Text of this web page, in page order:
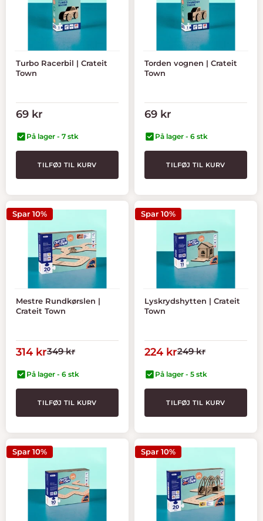
Turbo Racerbil | Crateit
Town
Tilbudspris
69 kr
På lager - 7 stk
TILFØJ TIL KURV
Torden vognen | Crateit
Town
Tilbudspris
69 kr
På lager - 6 stk
TILFØJ TIL KURV
Spar 10%
Mestre Rundkørslen |
Crateit Town
Tilbudspris
314 krNormal
349 kr
På lager - 6 stk
TILFØJ TIL KURV
Spar 10%
Lyskrydshytten | Crateit
Town
Tilbudspris
224 krNormal
249 kr
På lager - 5 stk
TILFØJ TIL KURV
Spar 10% Spar 10%